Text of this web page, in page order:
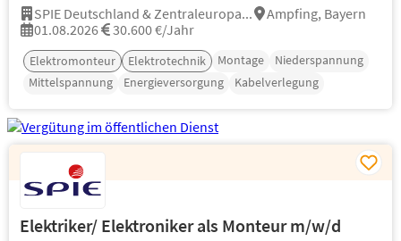
SPIE Deutschland & Zentraleuropa...
Ampfing, Bayern
01.08.2026
30.600 €/Jahr
Elektromonteur Elektrotechnik Montage
Niederspannung
Mittelspannung
Energieversorgung Kabelverlegung
Elektriker/ Elektroniker als Monteur m/w/d